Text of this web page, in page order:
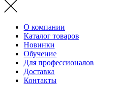
О компании
Каталог товаров
Новинки
Обучение
Для профессионалов
Доставка
Контакты